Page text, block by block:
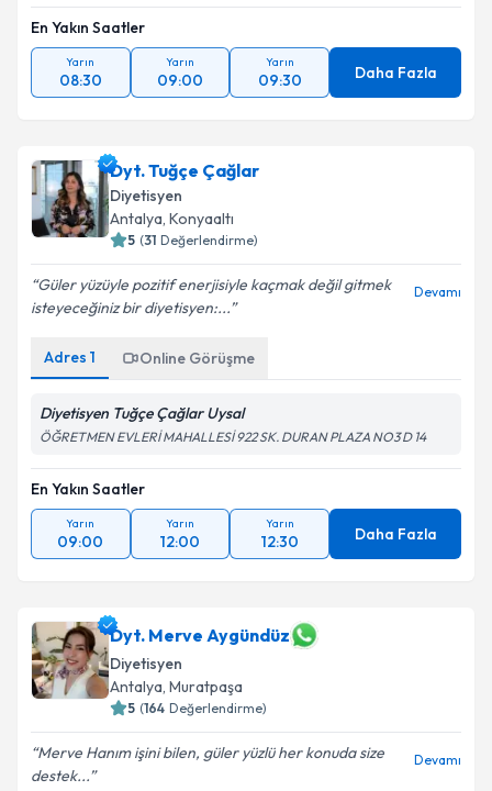
En Yakın Saatler
Yarın
08:30
Yarın
09:00
Yarın
09:30 Daha Fazla
Dyt. Tuğçe Çağlar
Diyetisyen
Antalya, Konyaaltı
5 (31 Değerlendirme)
Güler yüzüyle pozitif enerjisiyle kaçmak değil gitmek
isteyeceğiniz bir diyetisyen:...
Devamı
Adres 1 Online Görüşme
Diyetisyen Tuğçe Çağlar Uysal
ÖĞRETMEN EVLERİ MAHALLESİ 922 SK. DURAN PLAZA NO3 D 14
En Yakın Saatler
Yarın
09:00
Yarın
12:00
Yarın
12:30 Daha Fazla
Dyt. Merve Aygündüz
Diyetisyen
Antalya, Muratpaşa
5 (164 Değerlendirme)
Merve Hanım işini bilen, güler yüzlü her konuda size
destek...
Devamı